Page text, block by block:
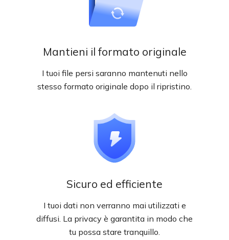
Mantieni il formato originale
I tuoi file persi saranno mantenuti nello
stesso formato originale dopo il ripristino.
Sicuro ed efficiente
I tuoi dati non verranno mai utilizzati e
diffusi. La privacy è garantita in modo che
tu possa stare tranquillo.